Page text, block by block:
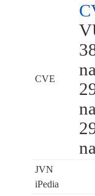
CVE
JVN
iPedia